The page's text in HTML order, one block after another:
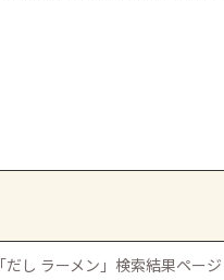
「だし ラーメン」検索結果ページ